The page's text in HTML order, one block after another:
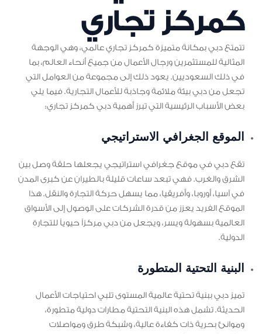
كمركز تجاري
تتمتع دبي بمكانة متميزة كمركز تجاري عالمي، وهي الوجهة
المثالية للمستثمرين ورجال الأعمال من جميع أنحاء العالم، بما
في ذلك السعوديين. يعود ذلك إلى مجموعة من العوامل التي
تجعل من دبي بيئة ملائمة وجاذبة للأعمال التجارية. فيما يلي
بعض الأسباب الرئيسية التي تبرز أهمية دبي كمركز تجاري:
الموقع الجغرافي الاستراتيجي
تقع دبي في موقع جغرافي استراتيجي يجعلها حلقة وصل بين
الشرق والغرب. فهي تبعد ساعات قليلة بالطيران عن كبرى المدن
في آسيا، أوروبا، وأفريقيا، مما يسهل حركة التجارة والنقل. هذا
الموقع الفريد يعزز من قدرة الشركات على الوصول إلى الأسواق
العالمية بسهولة ويسر، ويجعل من دبي مركزاً حيوياً للتجارة
الدولية.
البنية التحتية المتطورة
تميز دبي ببنية تحتية عالمية المستوى تلبي احتياجات الأعمال
الحديثة. تشمل هذه البنية التحتية مطارات دولية متطورة،
وموانئ بحرية ذات كفاءة عالية، وشبكة طرق ومواصلات